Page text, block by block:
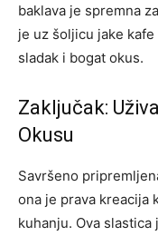
baklava je spremna
je uz šoljicu jake
sladak i bogat okus.
Zaključak:
Okusu
Savršeno
ona je prava kreacija
kuhanju. Ova